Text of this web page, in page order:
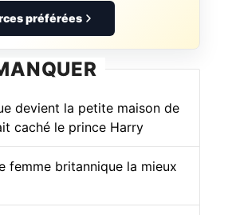
préférées
devient la petite maison de
caché le prince Harry
femme britannique la mieux